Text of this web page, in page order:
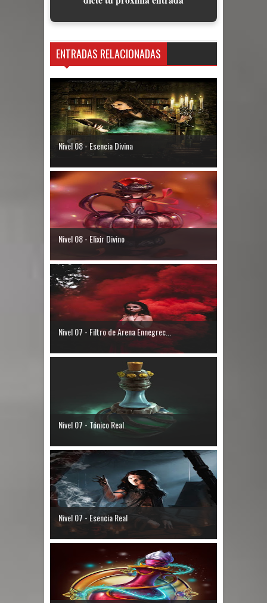
ENTRADAS RELACIONADAS
Nivel 08 - Esencia Divina
Nivel 08 - Elixir Divino
Nivel 07 - Filtro de Arena Ennegrec...
Nivel 07 - Tónico Real
Nivel 07 - Esencia Real